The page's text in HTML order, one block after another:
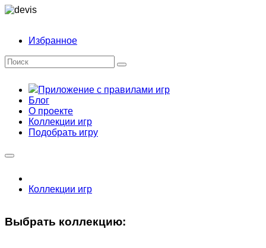
Избранное
Приложение с правилами игр
Блог
О проекте
Коллекции игр
Подобрать игру
Коллекции игр
Выбрать коллекцию: